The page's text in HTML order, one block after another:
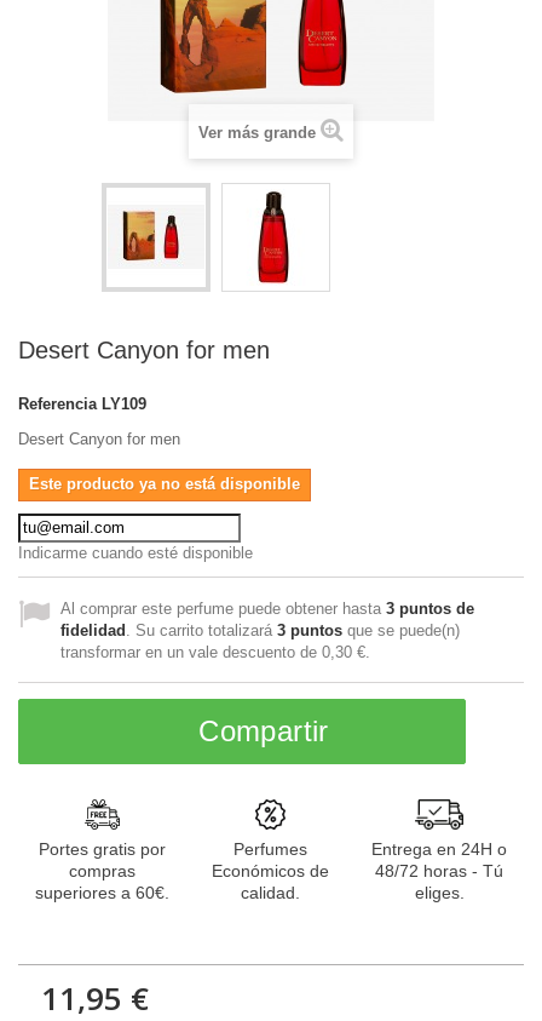
Ver más grande
Desert Canyon for men
Referencia LY109
Desert Canyon for men
Este producto ya no está disponible
Indicarme cuando esté disponible
Al comprar este perfume puede obtener hasta 3 puntos de
fidelidad . Su carrito totalizará 3 puntos que se puede(n)
transformar en un vale descuento de 0,30 €
Compartir
Portes gratis por
compras
superiores a 60€.
Perfumes
Económicos de
calidad.
Entrega en 24H o
48/72 horas - Tú
eliges.
11,95 €